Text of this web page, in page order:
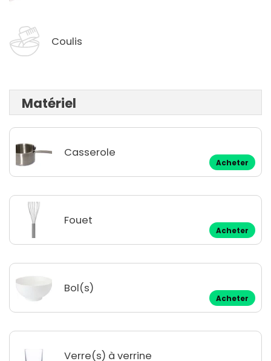
Coulis
Matériel
Casserole
Acheter
Fouet
Acheter
Bol(s)
Acheter
Verre(s) à verrine